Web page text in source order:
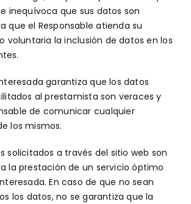
inequívoca que sus datos son
que el Responsable atienda su
voluntaria la inclusión de datos en los
garantiza que los datos
al prestamista son veraces y
de comunicar cualquier
los mismos.
solicitados a través del sitio web son
la prestación de un servicio óptimo
En caso de que no sean
los datos, no se garantiza que la